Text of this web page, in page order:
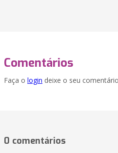
Comentários
Faça o login deixe o seu
0 comentários